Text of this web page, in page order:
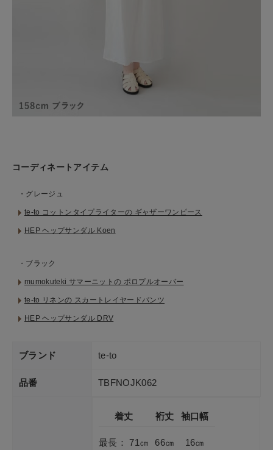
コーディネートアイテム
・グレージュ
te-to コットンタイプライターの ギャザーワンピース
HEP ヘップサンダル Koen
・ブラック
mumokuteki サマーニットの ポロプルオーバー
te-to リネンの スカートレイヤードパンツ
HEP ヘップサンダル DRV
ブランド te-to
品番 TBFNOJK062
着丈
最長： 71㎝
裄丈
66㎝
袖口幅
16㎝